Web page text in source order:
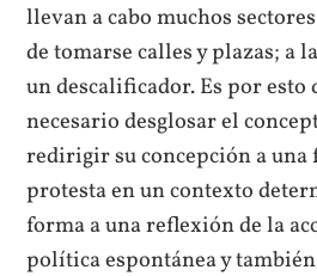
llevan a cabo muchos
de tomarse calles y plazas; a
un descalificador. Es por esto
necesario desglosar el
redirigir su concepción a una
protesta en un contexto
forma a una reflexión de la
política espontánea y